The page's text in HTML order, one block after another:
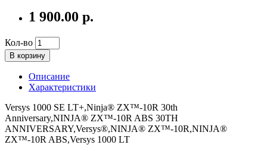
1 900.00 р.
Кол-во
В корзину
Описание
Характеристики
Versys 1000 SE LT+,Ninja® ZX™-10R 30th
Anniversary,NINJA® ZX™-10R ABS 30TH
ANNIVERSARY,Versys®,NINJA® ZX™-10R,NINJA®
ZX™-10R ABS,Versys 1000 LT